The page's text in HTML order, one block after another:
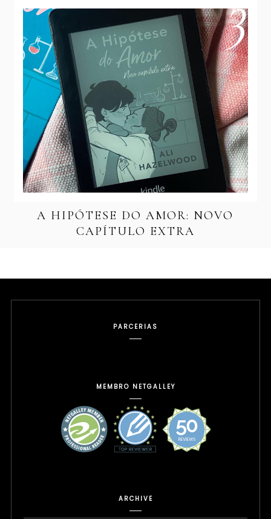
A HIPÓTESE DO AMOR: NOVO
CAPÍTULO EXTRA
PARCERIAS
MEMBRO NETGALLEY
ARCHIVE